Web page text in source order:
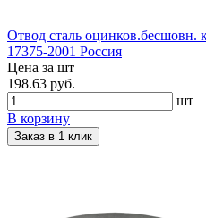
Отвод сталь
17375-2001 Россия
Цена за шт
198.63 руб.
шт
В корзину
Заказ в 1 клик